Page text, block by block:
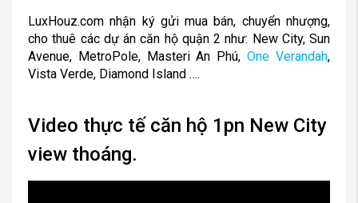
LuxHouz.com nhận ký gửi mua bán, chuyển nhượng,
cho thuê các dự án căn hộ quận 2 như: New City, Sun
Avenue, MetroPole, Masteri An Phú,One Verandah,
Vista Verde, Diamond Island ….
Video thực tế căn hộ 1pn New City
view thoáng.